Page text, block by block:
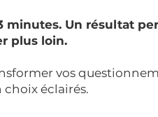
minutes. Un résultat
plus loin.
vos
choix éclairés.